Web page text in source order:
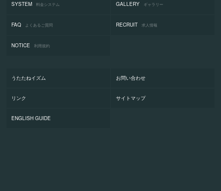
SYSTEM 料金システム GALLERY ギャラリー
FAQ よくあるご質問 RECRUIT 求人情報
NOTICE 利用規約
うたたねイズム お問い合わせ
リンク サイトマップ
ENGLISH GUIDE